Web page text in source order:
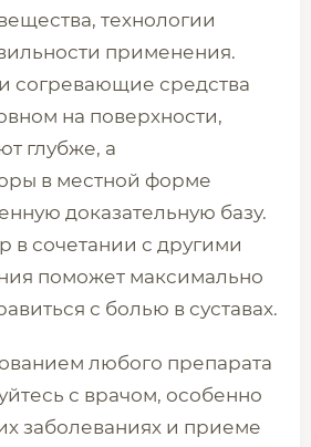
технологии
применения.
согревающие средства
на поверхности,
глубже, а
в местной форме
доказательную базу.
в сочетании с другими
поможет максимально
с болью в суставах.
любого препарата
с врачом, особенно
заболеваниях и приеме